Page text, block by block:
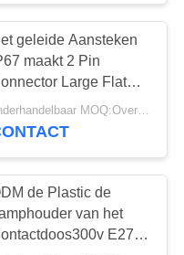
96
geleide Aansteken
maakt 2 Pin
Large Flat
en Contactdoos
onderhandelbaar MOQ:Overeen te komen
de Plastic de
van het
E27